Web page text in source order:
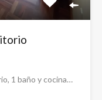
1 baño y cocina…